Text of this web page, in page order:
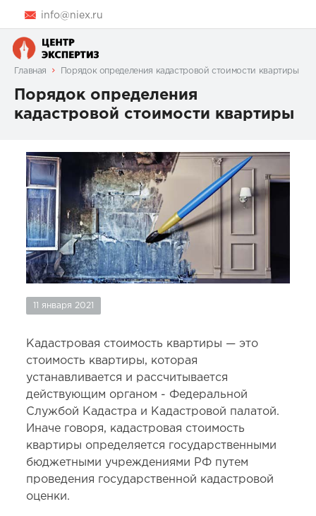
info@niex.ru
Главная Порядок определения кадастровой стоимости квартиры
Порядок определения
кадастровой стоимости квартиры
11 января 2021
Кадастровая стоимость квартиры — это
стоимость квартиры, которая
устанавливается и рассчитывается
действующим органом - Федеральной
Службой Кадастра и Кадастровой палатой.
Иначе говоря, кадастровая стоимость
квартиры определяется государственными
бюджетными учреждениями РФ путем
проведения государственной кадастровой
оценки.